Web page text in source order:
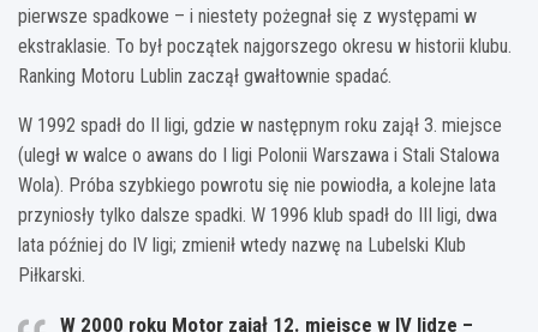
pierwsze spadkowe – i niestety pożegnał się z występami w
ekstraklasie. To był początek najgorszego okresu w historii klubu.
Ranking Motoru Lublin zaczął gwałtownie spadać.
W 1992 spadł do II ligi, gdzie w następnym roku zajął 3. miejsce
(uległ w walce o awans do I ligi Polonii Warszawa i Stali Stalowa
Wola). Próba szybkiego powrotu się nie powiodła, a kolejne lata
przyniosły tylko dalsze spadki. W 1996 klub spadł do III ligi, dwa
lata później do IV ligi; zmienił wtedy nazwę na Lubelski Klub
Piłkarski.
W 2000 roku Motor zajął 12. miejsce w IV lidze –